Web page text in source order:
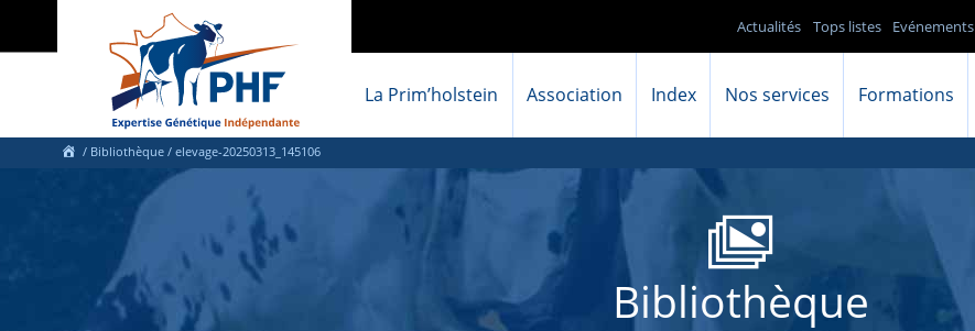
Evénements
Tops listes
Actualités
La Prim’holstein Association Index Nos services Formations
/ Bibliothèque / elevage-20250313_145106
Bibliothèque